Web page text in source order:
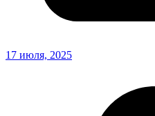
17 июля, 2025